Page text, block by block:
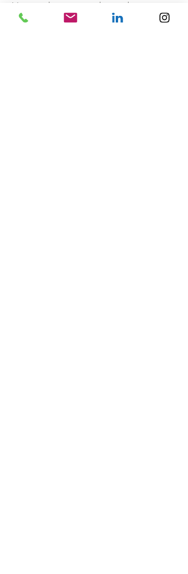
Une seule séance de médiation peut
parfois suffire, mais la plupart du